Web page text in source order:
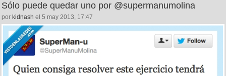
Sólo puede quedar uno por @supermanumolina
por kidnash el 5 may 2013, 17:47